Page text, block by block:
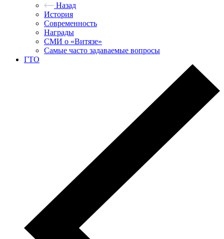
Назад
История
Современность
Награды
СМИ о «Витязе»
Самые часто задаваемые вопросы
ГТО